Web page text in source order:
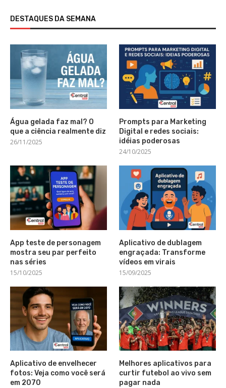
DESTAQUES DA SEMANA
Água gelada faz mal? O
que a ciência realmente diz
26/11/2025
Prompts para Marketing
Digital e redes sociais:
idéias poderosas
24/10/2025
App teste de personagem
mostra seu par perfeito
nas séries
15/10/2025
Aplicativo de dublagem
engraçada: Transforme
vídeos em virais
15/09/2025
Aplicativo de envelhecer
fotos: Veja como você será
em 2070
Melhores aplicativos para
curtir futebol ao vivo sem
pagar nada